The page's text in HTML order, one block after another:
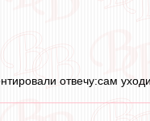
отвечу:сам